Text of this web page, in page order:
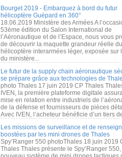
Bourget 2019 - Embarquez à bord du futur
hélicoptère Guépard en 360°
18.06.2019 Ministère des Armées A
53ème édition du Salon International de
l’Aéronautique et de l’Espace, nous vous
de découvrir la maquette grandeur réelle
hélicoptère interarmées léger, exposée sur
du ministère...
Le futur de la supply chain aéronautique
se prépare grâce aux technologies de
photo Thales 17 juin 2019 CP Thales
IVEN, la première plateforme digitale
mise en relation entre industriels de
de la défense et fournisseurs de pièces
Avec IVEN, l’acheteur bénéficie d’un tiers
Les missions de surveillance et de
boostées par les mini drones de Thales
Spy’Ranger 550 photoThales 18 juin 2019
Thales Thales présente le Spy’Ranger 550,